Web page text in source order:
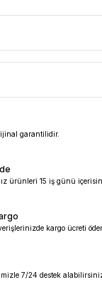
garantilidir.
ürünleri 15 iş günü
kargo ücreti
7/24 destek